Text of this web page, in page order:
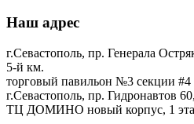
Наш адрес
г.Севастополь, пр. Генерала
5-й км.
торговый павильон №3 секции #4
г.Севастополь, пр. Гидронавтов 60,
ТЦ ДОМИНО новый корпус, 1